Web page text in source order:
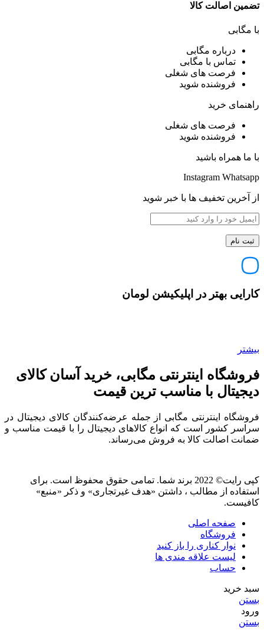
تضمین اصالت کالا
با مگابی
درباره مگابی
تماس با مگابی
فرصت های شغلی
فروشنده شوید
راهنمای خرید
فرصت های شغلی
فروشنده شوید
با ما همراه باشید
Instagram Whatsapp
از آخرین تخفیف ها با خبر شوید
کارایی بهتر در اپلیکیشن لومان
بیشتر
فروشگاه اینترنتی مگابی، خرید آسان کالای
دیجیتال با مناسب ترین قیمت
فروشگاه اینترنتی مگابی از جمله عرضه‌کنندگان کالای دیجیتال در
سراسر کشور است که انواع کالاهای دیجیتال را با قیمت مناسب و
ضمانت اصالت کالا به فروش می‌رساند.
کپی رایت© 2022 برند شما. تمامی حقوق محفوظ است. برای
استفاده از مطالب ، داشتن «هدف غیرتجاری» و ذکر «منبع»
کافیست.
صفحه اصلی
فروشگاه
نوار کناری را باز کنید
لیست علاقه مندی ها
حساب
سبد خرید
بستن
ورود
بستن